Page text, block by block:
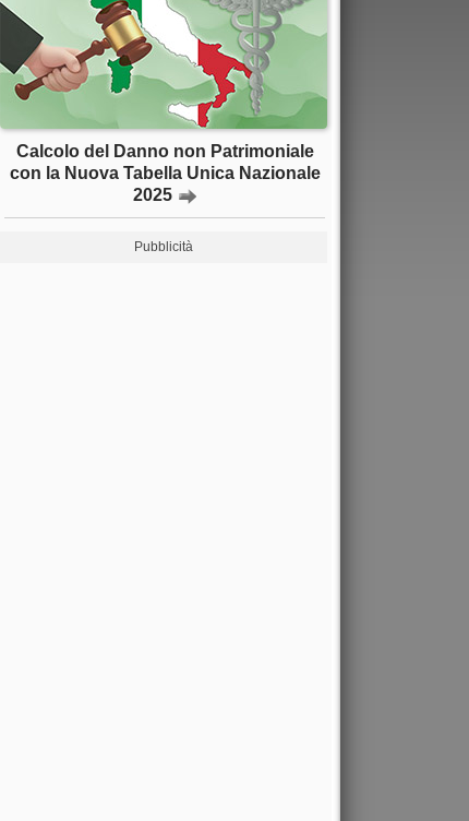
Calcolo del Danno non Patrimoniale
con la Nuova Tabella Unica Nazionale
2025
Pubblicità